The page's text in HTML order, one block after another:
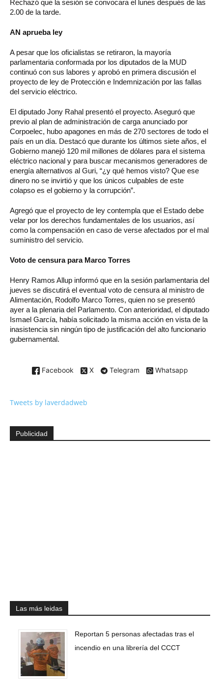
Rechazó que la sesión se convocara el lunes después de las
2.00 de la tarde.
AN aprueba ley
A pesar que los oficialistas se retiraron, la mayoría
parlamentaria conformada por los diputados de la MUD
continuó con sus labores y aprobó en primera discusión el
proyecto de ley de Protección e Indemnización por las fallas
del servicio eléctrico.
El diputado Jony Rahal presentó el proyecto. Aseguró que
previo al plan de administración de carga anunciado por
Corpoelec, hubo apagones en más de 270 sectores de todo el
país en un día. Destacó que durante los últimos siete años, el
Gobierno manejó 120 mil millones de dólares para el sistema
eléctrico nacional y para buscar mecanismos generadores de
energía alternativos al Guri, “¿y qué hemos visto? Que ese
dinero no se invirtió y que los únicos culpables de este
colapso es el gobierno y la corrupción”.
Agregó que el proyecto de ley contempla que el Estado debe
velar por los derechos fundamentales de los usuarios, así
como la compensación en caso de verse afectados por el mal
suministro del servicio.
Voto de censura para Marco Torres
Henry Ramos Allup informó que en la sesión parlamentaria del
jueves se discutirá el eventual voto de censura al ministro de
Alimentación, Rodolfo Marco Torres, quien no se presentó
ayer a la plenaria del Parlamento. Con anterioridad, el diputado
Ismael García, había solicitado la misma acción en vista de la
inasistencia sin ningún tipo de justificación del alto funcionario
gubernamental.
Facebook X Telegram Whatsapp
Tweets by laverdadweb
Publicidad
Las más leidas
Reportan 5 personas afectadas tras el
incendio en una librería del CCCT